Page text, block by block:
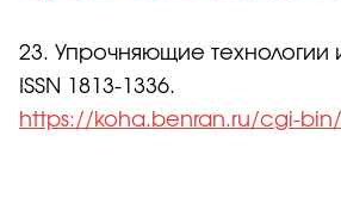
23. Упрочняющие
ISSN 1813-1336.
https://koha.benran.ru/cgi-